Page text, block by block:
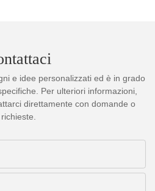
e idee personalizzati ed è in grado
Per ulteriori informazioni,
direttamente con domande o
richieste.